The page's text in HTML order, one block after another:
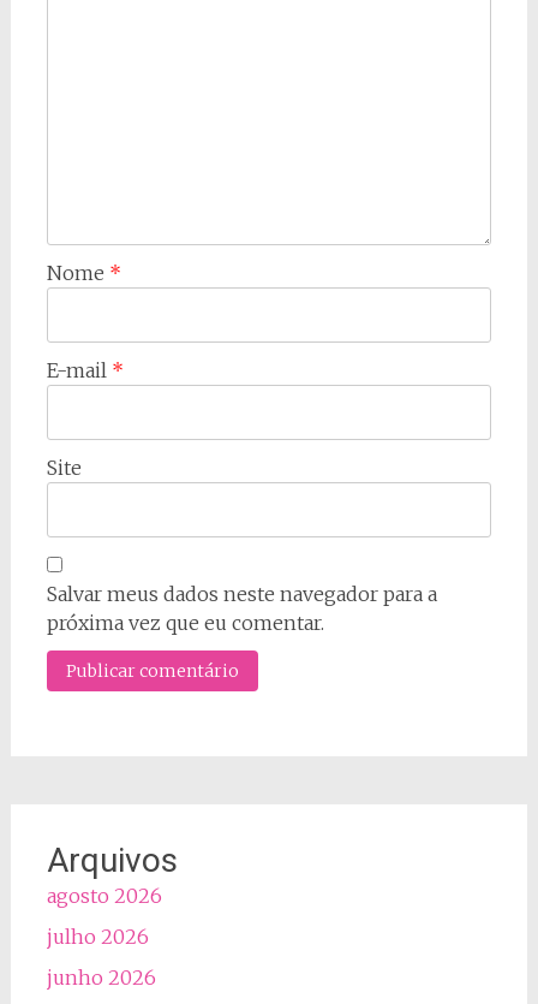
Nome *
E-mail *
Site
Salvar meus dados neste navegador para a
próxima vez que eu comentar.
Arquivos
agosto 2026
julho 2026
junho 2026